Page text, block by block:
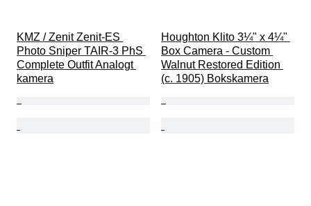
KMZ / Zenit Zenit-ES
Photo Sniper TAIR-3 PhS
Complete Outfit Analogt
kamera
Houghton Klito 3¼" x 4¼"
Box Camera - Custom
Walnut Restored Edition
(c. 1905) Bokskamera